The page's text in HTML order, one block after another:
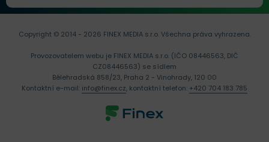
Copyright © 2014 - 2026 FINEX MEDIA s.r.o.Všechna práva vyhrazena.
Provozovatelem webu je FINEX MEDIA s.r.o. (IČO 08446563, DIČ
CZ08446563) se sídlem
Bělehradská 858/23, Praha 2 - Vinohrady, 120 00
Kontaktní e-mail: info@finex.cz, kontaktní telefon: +420 704 183 785